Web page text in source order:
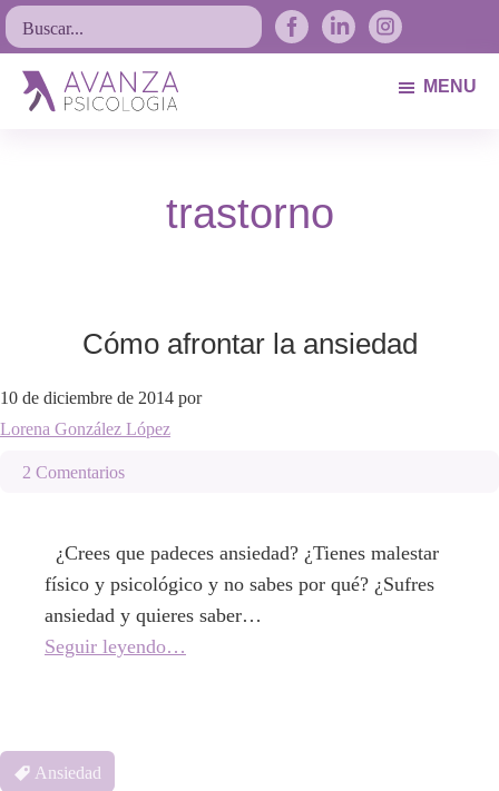
Saltar
a
navegación
Saltar
al
contenido
principal
Saltar
al
pie
Buscar...
MENU
trastorno
Cómo afrontar la ansiedad
10 de diciembre de 2014 por
Lorena González López
2 Comentarios
¿Crees que padeces ansiedad? ¿Tienes malestar
físico y psicológico y no sabes por qué? ¿Sufres
ansiedad y quieres saber…
Seguir leyendo…
Ansiedad